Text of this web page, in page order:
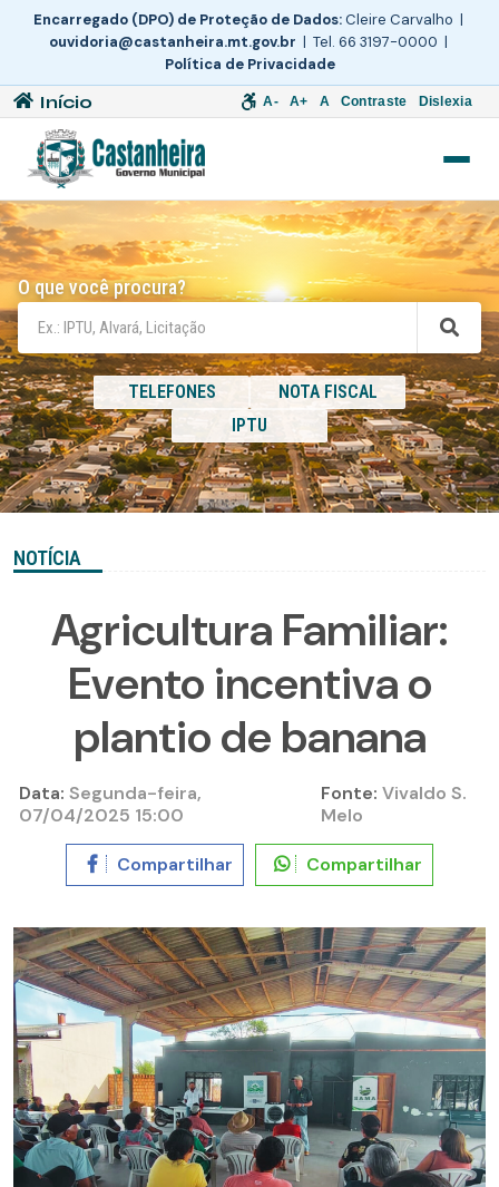
Encarregado (DPO) de Proteção de Dados:Cleire Carvalho |
ouvidoria@castanheira.mt.gov.br | Tel. 66 3197-0000 |
Política de Privacidade
Início A- A+ A Contraste Dislexia
O que você procura?
TELEFONES
NOTA FISCAL
IPTU
NOTÍCIA
Agricultura Familiar:
Evento incentiva o
plantio de banana
Data: Segunda-feira,
07/04/2025 15:00
Fonte: Vivaldo S.
Melo
Compartilhar Compartilhar